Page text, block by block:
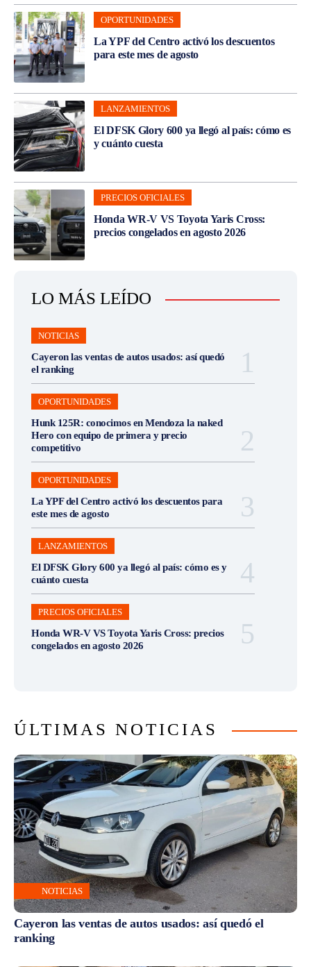
OPORTUNIDADES
La YPF del Centro activó los descuentos
para este mes de agosto
LANZAMIENTOS
El DFSK Glory 600 ya llegó al país: cómo es
y cuánto cuesta
PRECIOS OFICIALES
Honda WR-V VS Toyota Yaris Cross:
precios congelados en agosto 2026
LO MÁS LEÍDO
NOTICIAS
Cayeron las ventas de autos usados: así quedó
el ranking
OPORTUNIDADES
Hunk 125R: conocimos en Mendoza la naked
Hero con equipo de primera y precio
competitivo
OPORTUNIDADES
La YPF del Centro activó los descuentos para
este mes de agosto
LANZAMIENTOS
El DFSK Glory 600 ya llegó al país: cómo es y
cuánto cuesta
PRECIOS OFICIALES
Honda WR-V VS Toyota Yaris Cross: precios
congelados en agosto 2026
ÚLTIMAS NOTICIAS
NOTICIAS
Cayeron las ventas de autos usados: así quedó el
ranking